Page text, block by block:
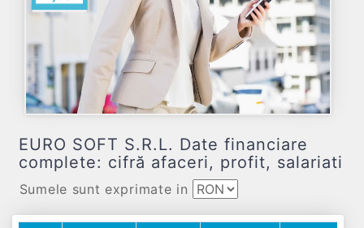
EURO SOFT S.R.L. Date financiare
complete: cifră afaceri, profit, salariati
Sumele sunt exprimate in